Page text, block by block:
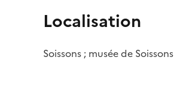
Localisation
Soissons ; musée de Soissons